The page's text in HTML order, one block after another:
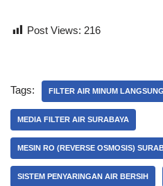
Post Views: 216
Tags: FILTER AIR MINUM
MEDIA FILTER AIR SURABAYA
MESIN RO (REVERSE OSMOSIS)
SISTEM PENYARINGAN AIR BERSIH